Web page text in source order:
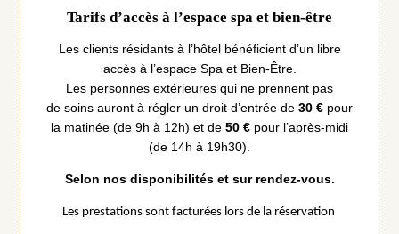
Tarifs d’accès à l’espace spa et bien-être
Les clients résidants à l’hôtel bénéficient d’un libre
accès à l’espace Spa et Bien-Être.
Les personnes extérieures qui ne prennent pas
de soins auront à régler un droit d’entrée de 30 € pour
la matinée (de 9h à 12h) et de 50 € pour l’après-midi
(de 14h à 19h30).
Selon nos disponibilités et sur rendez-vous.
Les prestations sont facturées lors de la réservation